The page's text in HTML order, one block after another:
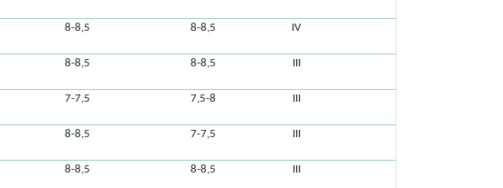
8-8,5 8-8,5 IV
8-8,5 8-8,5 III
7-7,5 7,5-8 III
8-8,5 7-7,5 III
8-8,5 8-8,5 III